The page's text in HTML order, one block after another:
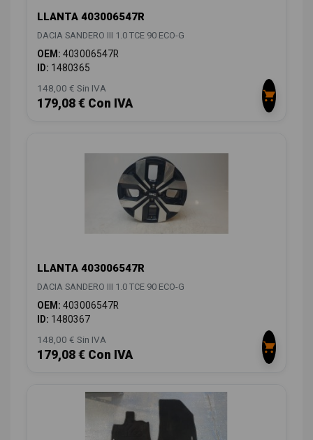
LLANTA 403006547R
DACIA SANDERO III 1.0 TCE 90 ECO-G
OEM: 403006547R
ID: 1480365
148,00 € Sin IVA
179,08 € Con IVA
LLANTA 403006547R
DACIA SANDERO III 1.0 TCE 90 ECO-G
OEM: 403006547R
ID: 1480367
148,00 € Sin IVA
179,08 € Con IVA